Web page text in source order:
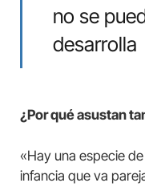
no se
desarrolla
¿Por qué asustan
«Hay una especie
infancia que va